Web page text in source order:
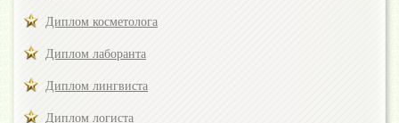
Диплом косметолога
Диплом лаборанта
Диплом лингвиста
Диплом логиста